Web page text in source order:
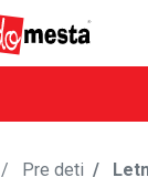
Pre deti